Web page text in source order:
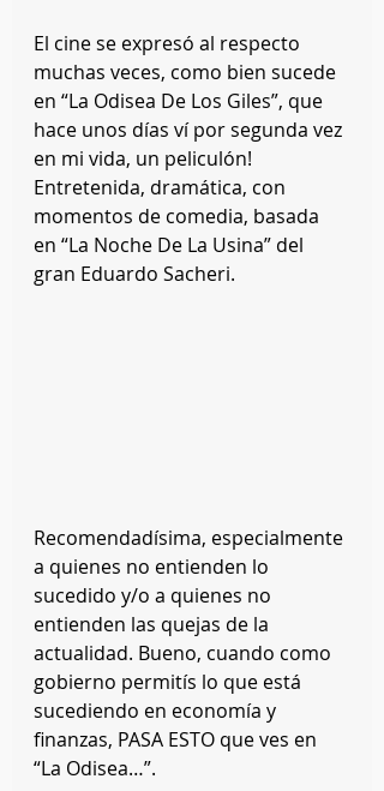
El cine se expresó al respecto
muchas veces, como bien sucede
en “La Odisea De Los Giles”, que
hace unos días ví por segunda vez
en mi vida, un peliculón!
Entretenida, dramática, con
momentos de comedia, basada
en “La Noche De La Usina” del
gran Eduardo Sacheri.
Recomendadísima, especialmente
a quienes no entienden lo
sucedido y/o a quienes no
entienden las quejas de la
actualidad. Bueno, cuando como
gobierno permitís lo que está
sucediendo en economía y
finanzas, PASA ESTO que ves en
“La Odisea…”.